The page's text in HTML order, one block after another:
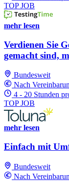
TOP JOB
mehr lesen
Verdienen Sie
gemacht sind,
Bundesweit
Nach
4 - 20 Stunden
TOP JOB
mehr lesen
Einfach mit
Bundesweit
Nach